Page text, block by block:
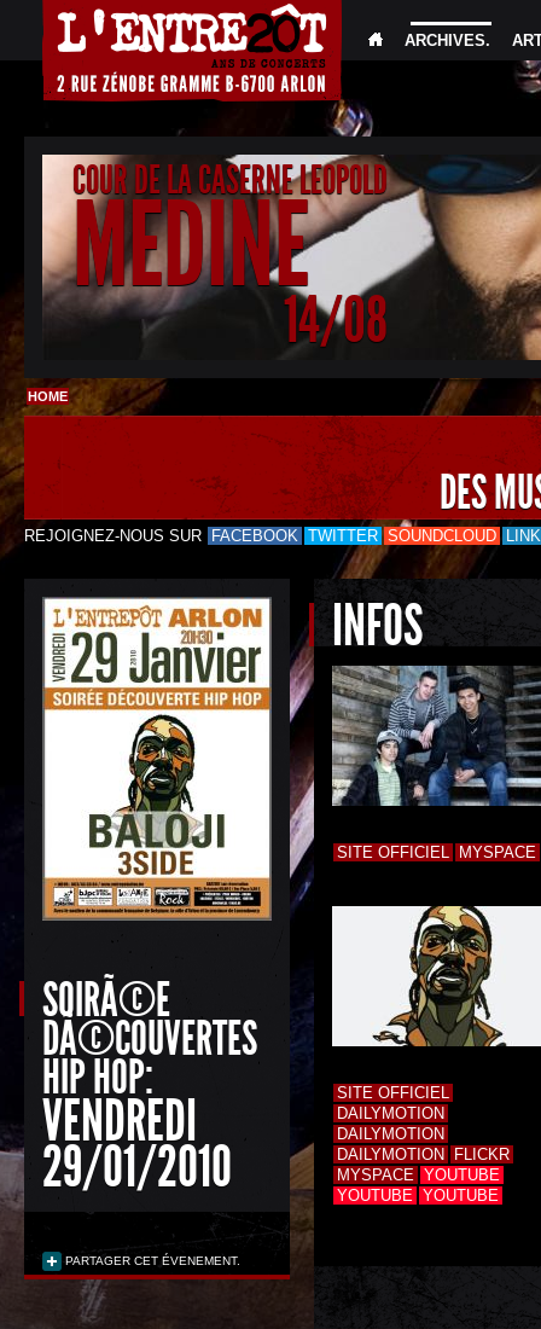
ARCHIVES.
COUR DE LA CASERNE LEOPOLD
MEDINE
14/08
HOME
DES
REJOIGNEZ-NOUS SUR FACEBOOK TWITTER SOUNDCLOUD
SOIRÃ©E
DÃ©COUVERTES
HIP HOP:
VENDREDI
29/01/2010
PARTAGER CET ÉVENEMENT.
INFOS
SITE OFFICIEL MYSPACE
SITE OFFICIEL
DAILYMOTION
DAILYMOTION
DAILYMOTION
FLICKR
MYSPACE YOUTUBE
YOUTUBE YOUTUBE